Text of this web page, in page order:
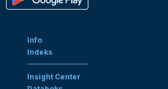
Info
Indeks
Insight Center